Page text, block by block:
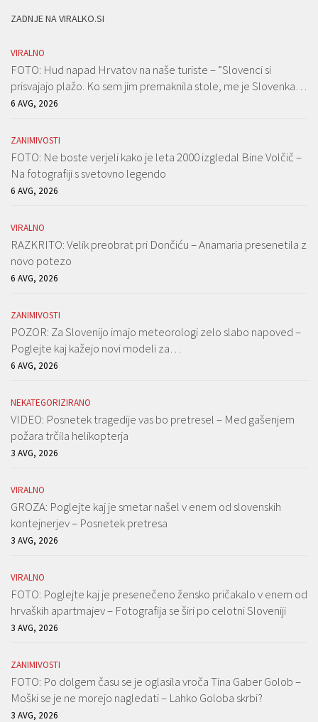
ZADNJE NA VIRALKO.SI
VIRALNO
FOTO: Hud napad Hrvatov na naše turiste – ”Slovenci si
prisvajajo plažo. Ko sem jim premaknila stole, me je Slovenka…
6 AVG, 2026
ZANIMIVOSTI
FOTO: Ne boste verjeli kako je leta 2000 izgledal Bine Volčič –
Na fotografiji s svetovno legendo
6 AVG, 2026
VIRALNO
RAZKRITO: Velik preobrat pri Dončiću – Anamaria presenetila z
novo potezo
6 AVG, 2026
ZANIMIVOSTI
POZOR: Za Slovenijo imajo meteorologi zelo slabo napoved –
Poglejte kaj kažejo novi modeli za…
6 AVG, 2026
NEKATEGORIZIRANO
VIDEO: Posnetek tragedije vas bo pretresel – Med gašenjem
požara trčila helikopterja
3 AVG, 2026
VIRALNO
GROZA: Poglejte kaj je smetar našel v enem od slovenskih
kontejnerjev – Posnetek pretresa
3 AVG, 2026
VIRALNO
FOTO: Poglejte kaj je presenečeno žensko pričakalo v enem od
hrvaških apartmajev – Fotografija se širi po celotni Sloveniji
3 AVG, 2026
ZANIMIVOSTI
FOTO: Po dolgem času se je oglasila vroča Tina Gaber Golob –
Moški se je ne morejo nagledati – Lahko Goloba skrbi?
3 AVG, 2026